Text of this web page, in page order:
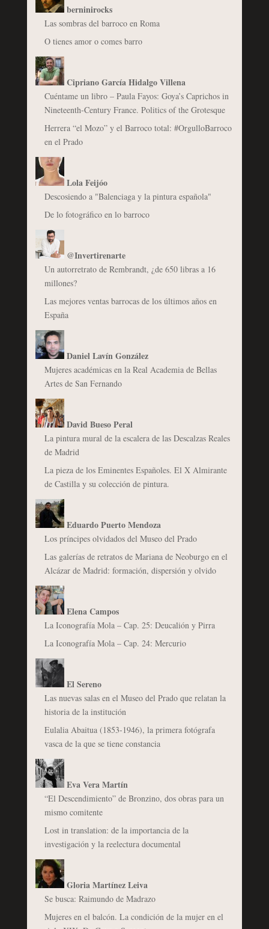
berninirocks
Las sombras del barroco en Roma
O tienes amor o comes barro
Cipriano García Hidalgo Villena
Cuéntame un libro – Paula Fayos: Goya’s Caprichos in
Nineteenth-Century France. Politics of the Grotesque
Herrera “el Mozo” y el Barroco total: #OrgulloBarroco
en el Prado
Lola Feijóo
Descosiendo a "Balenciaga y la pintura española"
De lo fotográfico en lo barroco
@Invertirenarte
Un autorretrato de Rembrandt, ¿de 650 libras a 16
millones?
Las mejores ventas barrocas de los últimos años en
España
Daniel Lavín González
Mujeres académicas en la Real Academia de Bellas
Artes de San Fernando
David Bueso Peral
La pintura mural de la escalera de las Descalzas Reales
de Madrid
La pieza de los Eminentes Españoles. El X Almirante
de Castilla y su colección de pintura.
Eduardo Puerto Mendoza
Los príncipes olvidados del Museo del Prado
Las galerías de retratos de Mariana de Neoburgo en el
Alcázar de Madrid: formación, dispersión y olvido
Elena Campos
La Iconografía Mola – Cap. 25: Deucalión y Pirra
La Iconografía Mola – Cap. 24: Mercurio
El Sereno
Las nuevas salas en el Museo del Prado que relatan la
historia de la institución
Eulalia Abaitua (1853-1946), la primera fotógrafa
vasca de la que se tiene constancia
Eva Vera Martín
“El Descendimiento” de Bronzino, dos obras para un
mismo comitente
Lost in translation: de la importancia de la
investigación y la reelectura documental
Gloria Martínez Leiva
Se busca: Raimundo de Madrazo
Mujeres en el balcón. La condición de la mujer en el